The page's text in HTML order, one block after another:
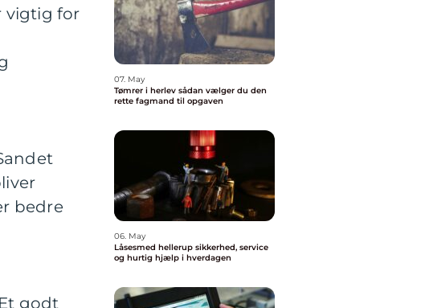
vigtig for
bedre
godt
07. May
Tømrer i herlev sådan vælger du den
rette fagmand til opgaven
06. May
Låsesmed hellerup sikkerhed, service
og hurtig hjælp i hverdagen